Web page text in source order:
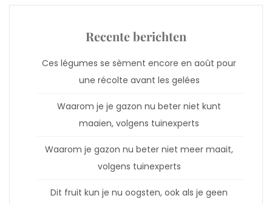
Recente berichten
Ces légumes se sèment encore en août pour
une récolte avant les gelées
Waarom je je gazon nu beter niet kunt
maaien, volgens tuinexperts
Waarom je gazon nu beter niet meer maait,
volgens tuinexperts
Dit fruit kun je nu oogsten, ook als je geen